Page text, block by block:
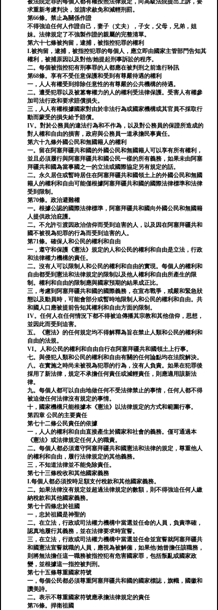
被法院定罪的每個人都有權按照法律規定，向高級法院提出上訴，要
求重新考慮判決，並請求赦免和減輕刑罰。
第66條。禁止為關係作證
不得強迫任何人作證自己，妻子（丈夫），子女，父母，兄弟，姐
妹。法律規定了不強製作證的親屬的完整清單。
第六十七條被拘留，逮捕，被指控犯罪的權利
I.被拘留，逮捕，被指控犯罪的每個人，應立即由國家主管部門告知其
權利，被捕原因以及對他/她提起刑事訴訟的程序。
二。每個被指控犯有刑事罪的人都應在被判刑之前進行聆訊
第68條。享有不受任意保護和受到有尊嚴待遇的權利
一，人人有權受到排除任意性的有尊嚴的公共機構的待遇。
二。遭受犯罪以及被篡奪權力的人的權利受法律保護。受害人有權參
加司法行政和要求賠償損失。
三，人人有權根據國家對由於非法行為或國家機構或其官員不採取行
動而蒙受的損失給予賠償。
IV。對於公務員的違法行為和不作為，以及對公務員的保證所造成的
對人權和自由的損害，政府與公務員一道承擔民事責任。
第六十九條外國公民和無國籍人的權利
一。留在阿塞拜疆共和國的外國公民和無國籍人可以享有所有權利，
並且必須履行與阿塞拜疆共和國公民一樣的所有義務，如果未由阿塞
拜疆共和國為當事國之一的立法或國際協定另有規定的話。
二。永久居住或暫時居住在阿塞拜疆共和國領土上的外國公民和無國
籍人的權利和自由可能僅根據阿塞拜疆共和國的國際法律標準和法律
受到限制。
第70條。政治避難權
一。根據公認的國際法律標準，阿塞拜疆共和國向外國公民和無國籍
人提供政治庇護。
二。不允許引渡因政治信仰而受到迫害的人，以及因在阿塞拜疆共和
國不被視為犯罪的行為而受到迫害的人。
第71條。確保人和公民的權利和自由
一，遵守和保護《憲法》規定的人和公民的權利和自由是立法，行政
和法律權力機構的責任。
二。沒有人可以限制人和公民的權利和自由的實現。每個人的權利和
自由都受到憲法和法律規定的限制以及他人權利和自由所產生的限
制。權利和自由的限制應與國家預期的結果成正比。
三，考慮到阿塞拜疆共和國的國際義務，在宣布戰爭，戒嚴和緊急狀
態以及動員時，可能會部分或暫時地限制人和公民的權利和自由。共
和國人口應被提前告知其權利和自由方面的限制。
IV。任何人在任何情況下都不得被迫傳播其宗教和其他信仰，思想，
並因此而受到迫害。
五。《憲法》的任何規定均不得解釋為旨在禁止人類和公民的權利和
自由的法規。
VI。人和公民的權利和自由自行在阿塞拜疆共和國領土上行事。
七。與侵犯人類和公民的權利和自由有關的任何論點均在法院解決。
八。在實施之時尚未被視為犯罪的行為，沒有人負責。如果在犯罪後
採用了新法律，規定不承擔任何責任或減輕責任，則應適用該新法
律。
九。每個人都可以自由地做任何不受法律禁止的事情，任何人都不得
被迫做任何法律沒有規定的事情。
十，國家機構只能根據本《憲法》以法律規定的方式和範圍行事。
第四章 公民的主要責任
第七十二條公民責任的依據
一，人人的權利和自由直接產生於國家和社會的義務。僅可通過本
《憲法》或法律規定任何人的職責。
二。每個人都必須遵守阿塞拜疆共和國憲法和法律的規定，尊重他人
的權利和自由，履行法律規定的其他義務。
三，不知道法律並不能免除責任。
第七十三條稅收和其他國家義務
I.每個人都必須按時足額支付稅款和其他國家義務。
二。如果法律沒有規定並超過法律規定的數額，則不得強迫任何人繳
納稅款和其他國家義務。
第七十四條忠於祖國
一，忠於祖國是神聖的
二。在立法，行政或司法權力機構中當選並任命的人員，負責準確，
認真地履行其義務，並在法律要求時宣誓。
三，在立法，行政或司法權力機構中當選並任命並宣誓就阿塞拜疆共
和國憲法宣誓就職的人員，應視為被解僱，如果他/她曾擔任該職務，
則將無法擔任這一職務被指控犯有危害國家罪，包括叛亂或國家政
變，並根據這一指控被判刑。
第七十五條尊重國家符號
一，每個公民都必須尊重阿塞拜疆共和國的國家標誌，旗幟，國徽和
讚美詩。
二。表示不尊重國家符號應承擔法律規定的責任
第76條。捍衛祖國